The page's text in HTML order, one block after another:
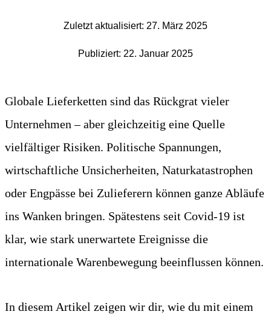
Zuletzt aktualisiert: 27. März 2025
Publiziert: 22. Januar 2025
Globale Lieferketten sind das Rückgrat vieler
Unternehmen – aber gleichzeitig eine Quelle
vielfältiger Risiken. Politische Spannungen,
wirtschaftliche Unsicherheiten, Naturkatastrophen
oder Engpässe bei Zulieferern können ganze Abläufe
ins Wanken bringen. Spätestens seit Covid-19 ist
klar, wie stark unerwartete Ereignisse die
internationale Warenbewegung beeinflussen können.
In diesem Artikel zeigen wir dir, wie du mit einem